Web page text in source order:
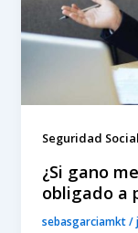
Seguridad Social
¿Si gano
obligado a
sebasgarciamkt/